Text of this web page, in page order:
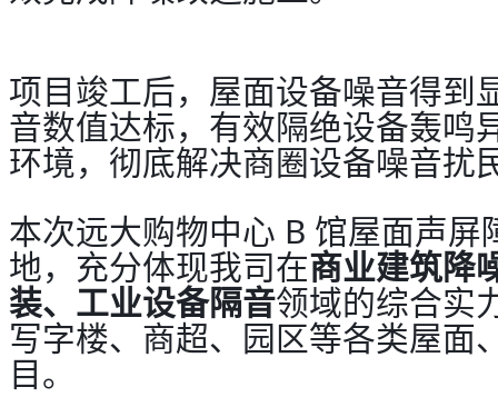
项目竣工后，屋面设备噪音得到
音数值达标，有效隔绝设备轰鸣
环境，彻底解决商圈设备噪音扰
本次远大购物中心 B 馆屋面声
地，充分体现我司在商业建筑降
装、工业设备隔音领域的综合实
写字楼、商超、园区等各类屋面
目。